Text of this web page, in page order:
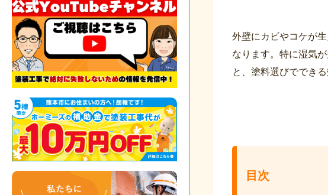
外壁にカビやコケが
なります。特に湿気
と、塗料選びででき
目次